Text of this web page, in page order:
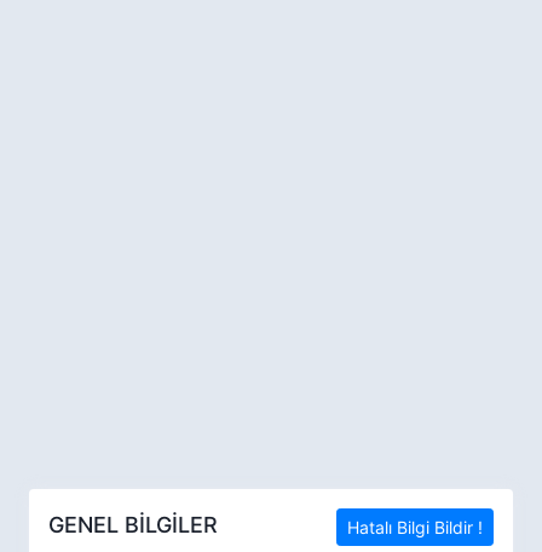
GENEL BİLGİLER Hatalı Bilgi Bildir !